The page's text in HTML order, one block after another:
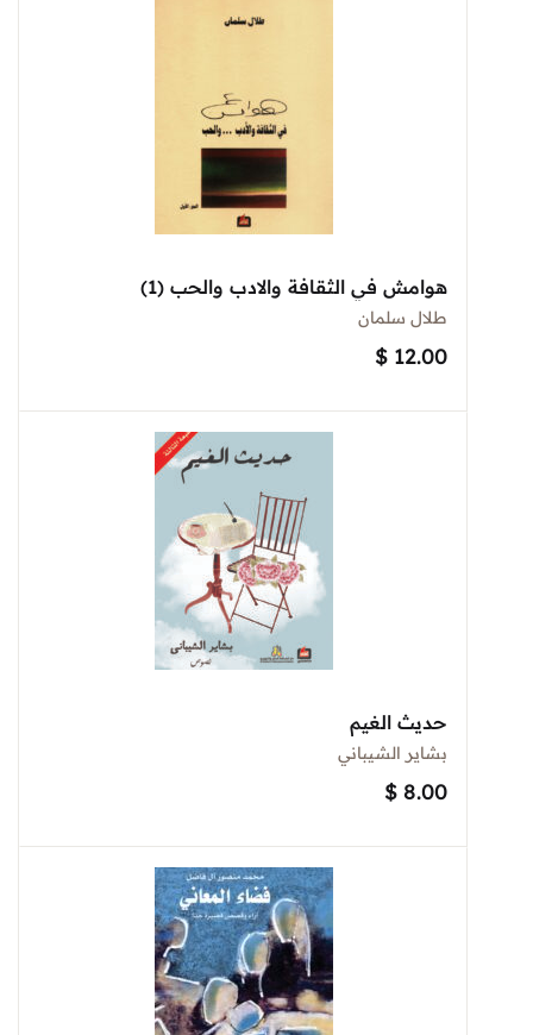
هوامش في الثقافة والادب والحب (1)
طلال سلمان
$ 12.00
حديث الغيم
بشاير الشيباني
$ 8.00